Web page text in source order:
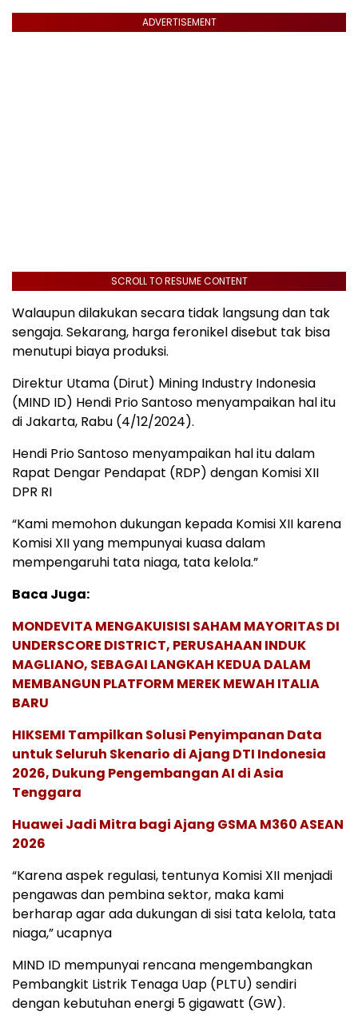
ADVERTISEMENT
SCROLL TO RESUME CONTENT
Walaupun dilakukan secara tidak langsung dan tak
sengaja. Sekarang, harga feronikel disebut tak bisa
menutupi biaya produksi.
Direktur Utama (Dirut) Mining Industry Indonesia
(MIND ID) Hendi Prio Santoso menyampaikan hal itu
di Jakarta, Rabu (4/12/2024).
Hendi Prio Santoso menyampaikan hal itu dalam
Rapat Dengar Pendapat (RDP) dengan Komisi XII
DPR RI
“Kami memohon dukungan kepada Komisi XII karena
Komisi XII yang mempunyai kuasa dalam
mempengaruhi tata niaga, tata kelola.”
Baca Juga:
MONDEVITA MENGAKUISISI SAHAM MAYORITAS DI
UNDERSCORE DISTRICT, PERUSAHAAN INDUK
MAGLIANO, SEBAGAI LANGKAH KEDUA DALAM
MEMBANGUN PLATFORM MEREK MEWAH ITALIA
BARU
HIKSEMI Tampilkan Solusi Penyimpanan Data
untuk Seluruh Skenario di Ajang DTI Indonesia
2026, Dukung Pengembangan AI di Asia
Tenggara
Huawei Jadi Mitra bagi Ajang GSMA M360 ASEAN
2026
“Karena aspek regulasi, tentunya Komisi XII menjadi
pengawas dan pembina sektor, maka kami
berharap agar ada dukungan di sisi tata kelola, tata
niaga,” ucapnya
MIND ID mempunyai rencana mengembangkan
Pembangkit Listrik Tenaga Uap (PLTU) sendiri
dengan kebutuhan energi 5 gigawatt (GW).